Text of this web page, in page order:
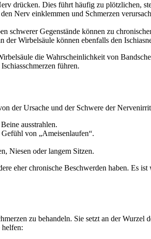
drücken. Dies führt häufig zu plötzlichen,
Nerv einklemmen und Schmerzen
schwerer Gegenstände können zu
der Wirbelsäule können ebenfalls den
die Wahrscheinlichkeit von
führen.
der Ursache und der Schwere der
ausstrahlen.
von „Ameisenlaufen“.
Niesen oder langem Sitzen.
eher chronische Beschwerden haben. Es
zu behandeln. Sie setzt an der